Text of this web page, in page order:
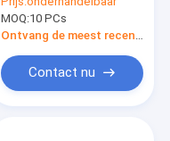
Aanrakingspc 10,1
waterdicht Duim
MOQ:10 PCs
Ontvang de meest recente Prijs
Contact nu